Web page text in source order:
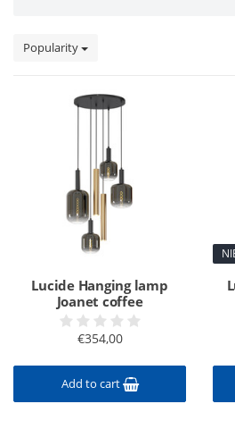
Popularity
Lucide Hanging lamp
Joanet coffee
€354,00
Add to cart